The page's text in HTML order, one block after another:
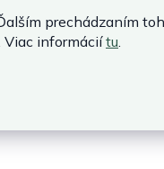
prechádzaním
Viac informáciítu.
i
ktorú možno